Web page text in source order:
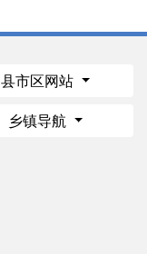
县市区网站
乡镇导航